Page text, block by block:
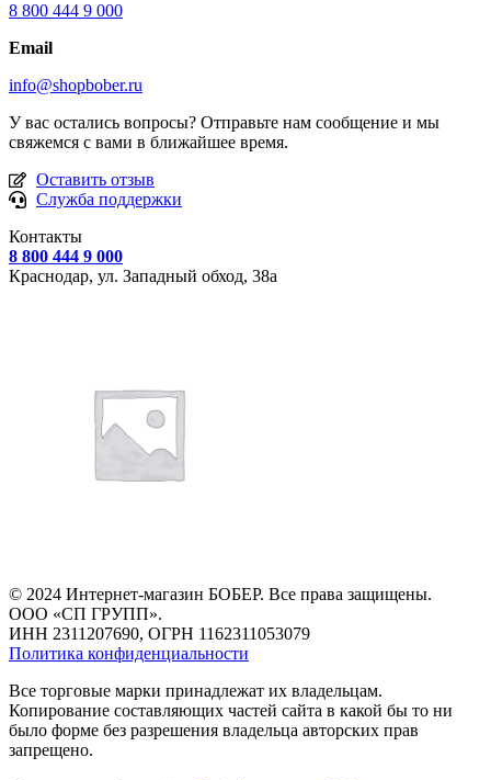
8 800 444 9 000
Email
info@shopbober.ru
У вас остались вопросы? Отправьте нам сообщение и мы
свяжемся с вами в ближайшее время.
Оставить отзыв
Служба поддержки
Контакты
8 800 444 9 000
Краснодар, ул. Западный обход, 38а
© 2024 Интернет-магазин БОБЕР. Все права защищены.
ООО «СП ГРУПП».
ИНН 2311207690, ОГРН 1162311053079
Политика конфиденциальности
Все торговые марки принадлежат их владельцам.
Копирование составляющих частей сайта в какой бы то ни
было форме без разрешения владельца авторских прав
запрещено.